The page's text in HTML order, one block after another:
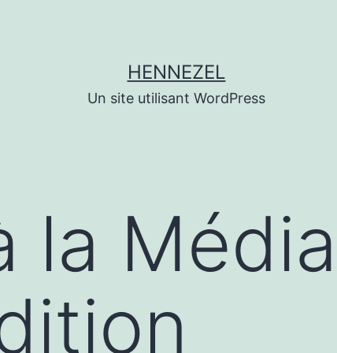
HENNEZEL
Un site utilisant WordPress
la